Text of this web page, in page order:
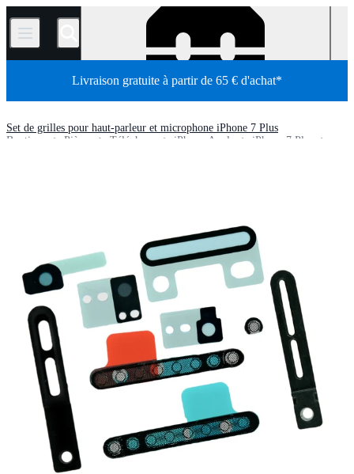
/
Livraison gratuite à partir de 65 € d'achat*
Set de grilles pour haut-parleur et microphone iPhone 7 Plus
iPhone 7 Plus
iPhone Apple
Téléphone
Pièces
Boutique